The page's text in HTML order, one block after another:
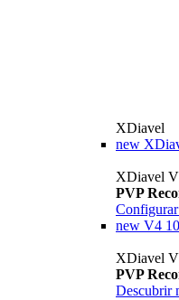
XDiavel
new
XDiavel
PVP
Configurar
new V4
XDiavel
PVP
Descubrir